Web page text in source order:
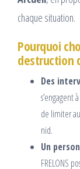
chaque situation.
Pourquoi
destruction
Des
s’engagent
de limiter
nid.
Un
FRELONS